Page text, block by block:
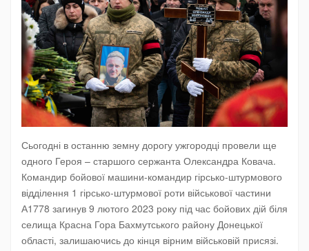
Сьогодні в останню земну дорогу ужгородці провели ще
одного Героя – старшого сержанта Олександра Ковача.
Командир бойової машини-командир гірсько-штурмового
відділення 1 гірсько-штурмової роти військової частини
А1778 загинув 9 лютого 2023 року під час бойових дій біля
селища Красна Гора Бахмутського району Донецької
області, залишаючись до кінця вірним військовій присязі.